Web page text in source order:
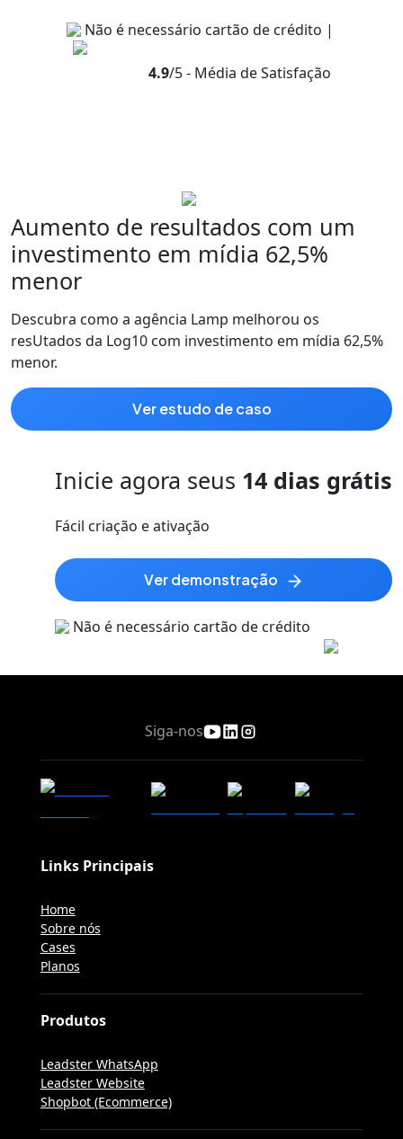
Não é necessário cartão de crédito |
4.9/5 - Média de Satisfação
Aumento de resultados com um
investimento em mídia 62,5%
menor
Descubra como a agência Lamp melhorou os
resUtados da Log10 com investimento em mídia 62,5%
menor.
ver estudo de caso
Inicie agora seus 14 dias grátis
Fácil criação e ativação
ver demonstração
Não é necessário cartão de crédito
Siga-nos
Links Principais
Home
Sobre nós
Cases
Planos
Produtos
Leadster WhatsApp
Leadster Website
Shopbot (Ecommerce)